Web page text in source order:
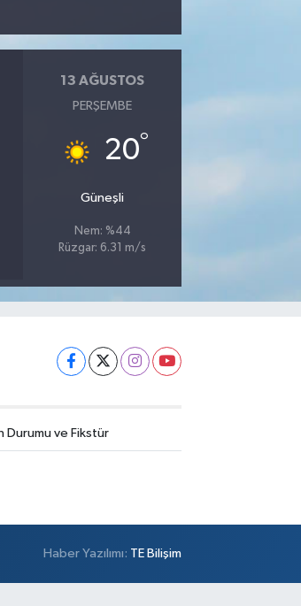
13 AĞUSTOS
PERŞEMBE
20°
Güneşli
Nem: %44
Rüzgar: 6.31 m/s
Durumu ve Fikstür
Haber Yazılımı: TE Bilişim